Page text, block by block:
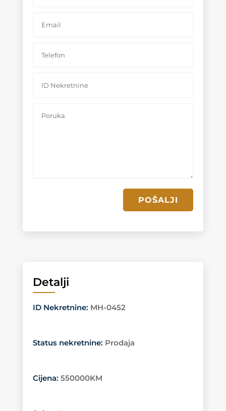
POŠALJI
Detalji
ID Nekretnine: MH-0452
Status nekretnine: Prodaja
Cijena: 550000KM